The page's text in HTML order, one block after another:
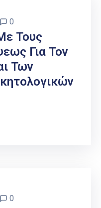
0
Τους
Για Τον
Των
0